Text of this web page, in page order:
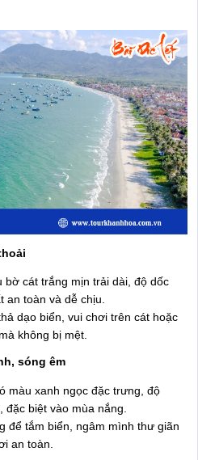
bờ cát trắng mịn trải dài, độ dốc
an toàn và dễ chịu.
dạo biển, vui chơi trên cát hoặc
không bị mệt.
sóng êm
màu xanh ngọc đặc trưng, độ
biệt vào mùa nắng.
để tắm biển, ngâm mình thư giãn
an toàn.